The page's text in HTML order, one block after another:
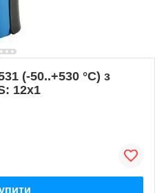
(-50..+530 °C) з
12х1